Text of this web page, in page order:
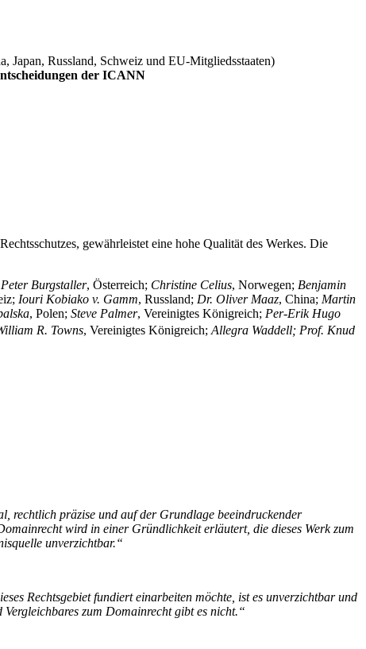
Japan, Russland, Schweiz und EU-Mitgliedsstaaten)
der ICANN
gewährleistet eine hohe Qualität des Werkes. Die
Burgstaller, Österreich; Christine Celius, Norwegen; Benjamin
Iouri Kobiako v. Gamm, Russland; Dr. Oliver Maaz, China; Martin
, Polen; Steve Palmer, Vereinigtes Königreich; Per-Erik Hugo
R. Towns, Vereinigtes Königreich; Allegra Waddell; Prof. Knud
rechtlich präzise und auf der Grundlage beeindruckender
wird in einer Gründlichkeit erläutert, die dieses Werk zum
unverzichtbar.“
Rechtsgebiet fundiert einarbeiten möchte, ist es unverzichtbar und
zum Domainrecht gibt es nicht.“